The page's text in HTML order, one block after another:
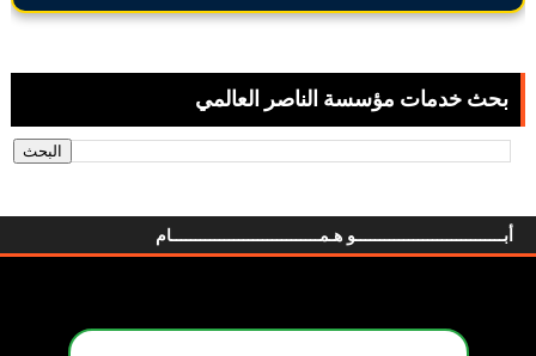
بحث خدمات مؤسسة الناصر العالمي
أبـــــــــــــــــــــــــــــــو هـمـــــــــــــــــــــــــــــــام